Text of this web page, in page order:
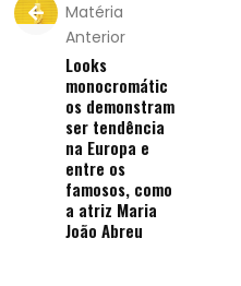
Matéria
Anterior
Looks
monocromátic
os demonstram
ser tendência
na Europa e
entre os
famosos, como
a atriz Maria
João Abreu